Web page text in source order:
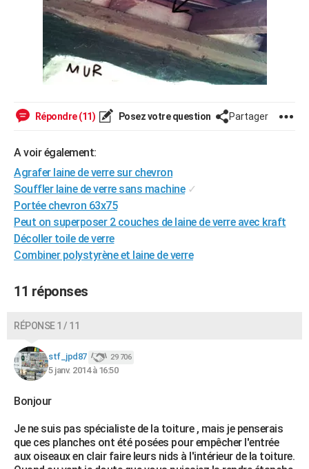
Répondre (11) Posez votre question Partager
A voir également:
Agrafer laine de verre sur chevron
Souffler laine de verre sans machine ✓
Portée chevron 63x75
Peut on superposer 2 couches de laine de verre avec kraft
Décoller toile de verre
Combiner polystyrène et laine de verre
11 réponses
RÉPONSE 1 / 11
stf_jpd87 29 706
5 janv. 2014 à 16:50
Bonjour
Je ne suis pas spécialiste de la toiture , mais je penserais
que ces planches ont été posées pour empêcher l'entrée
aux oiseaux en clair faire leurs nids à l'intérieur de la toiture.